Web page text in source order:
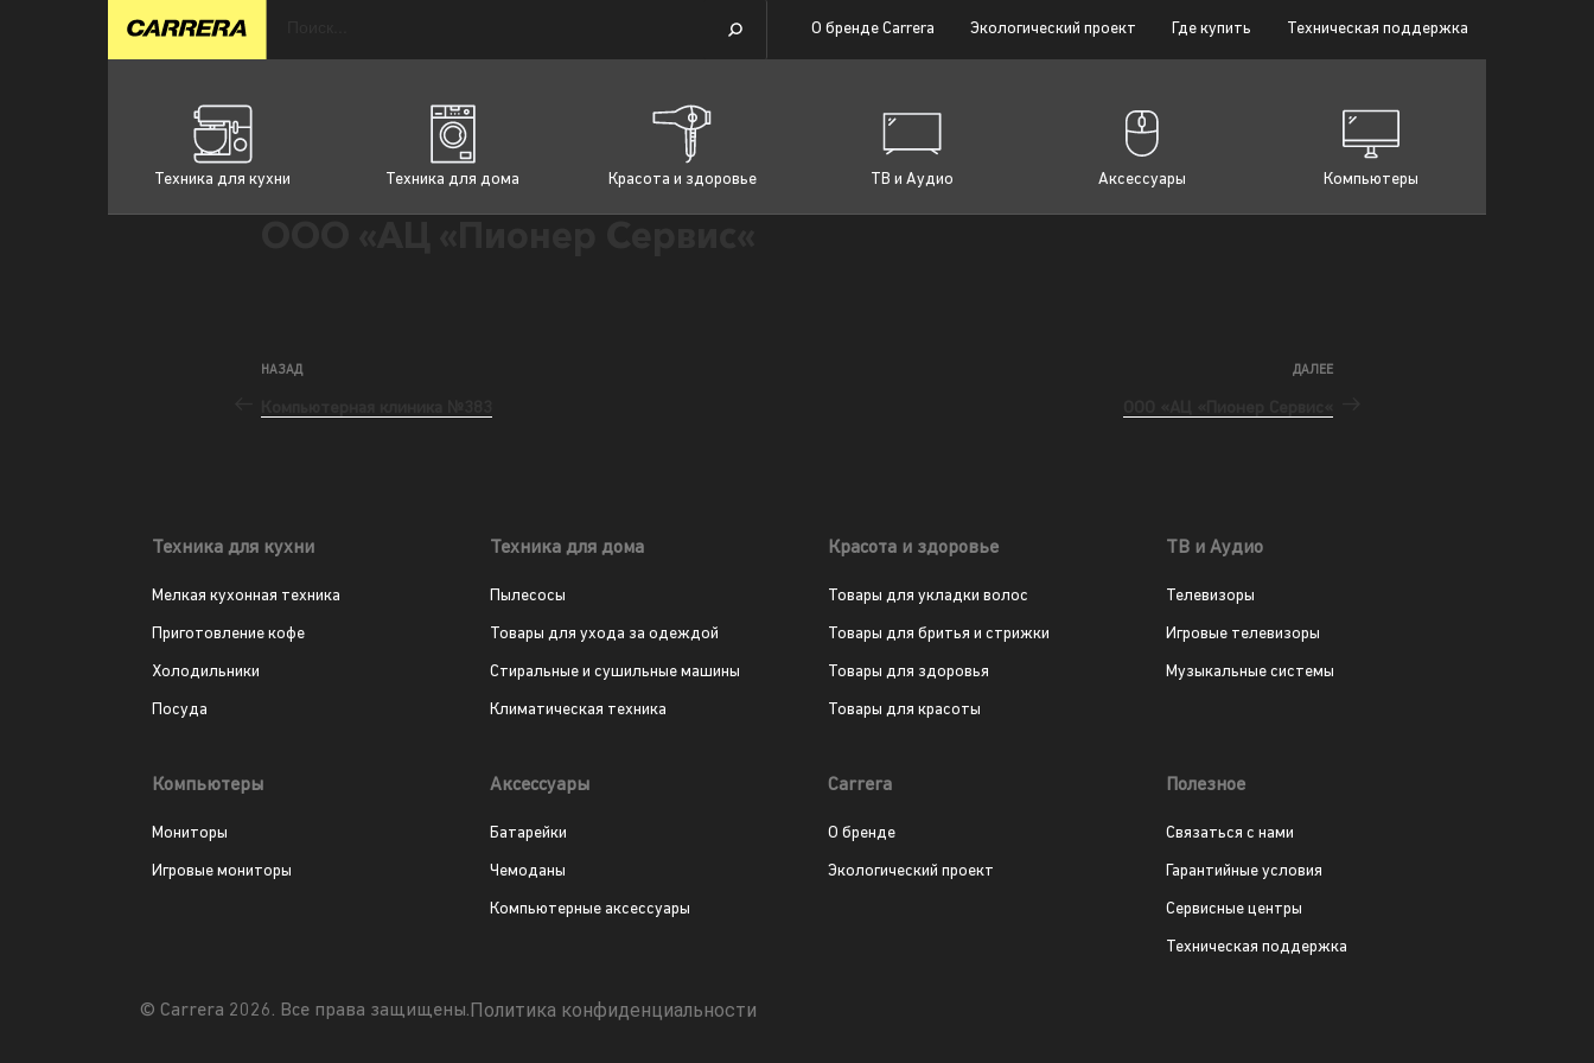
О бренде Carrera Экологический проект Где купить Техническая поддержка
Техника для кухни Техника для дома Красота и здоровье ТВ и Аудио Аксессуары Компьютеры
НАЗАД ДАЛЕЕ
Техника для кухни
Мелкая кухонная техника
Приготовление кофе
Холодильники
Посуда
Техника для дома
Пылесосы
Товары для ухода за одеждой
Стиральные и сушильные машины
Климатическая техника
Красота и здоровье
Товары для укладки волос
Товары для бритья и стрижки
Товары для здоровья
Товары для красоты
ТВ и Аудио
Телевизоры
Игровые телевизоры
Музыкальные системы
Компьютеры
Мониторы
Игровые мониторы
Аксессуары
Батарейки
Чемоданы
Компьютерные аксессуары
Carrera
О бренде
Экологический проект
Полезное
Связаться с нами
Гарантийные условия
Сервисные центры
Техническая поддержка
© Carrera 2026. Все права защищены.Политика конфиденциальности